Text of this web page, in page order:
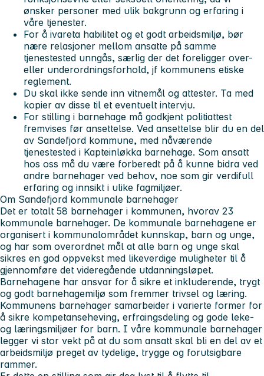
ønsker personer med ulik bakgrunn og erfaring i
våre tjenester.
For å ivareta habilitet og et godt arbeidsmiljø, bør
nære relasjoner mellom ansatte på samme
tjenestested unngås, særlig der det foreligger over-
eller underordningsforhold, jf kommunens etiske
reglement.
Du skal ikke sende inn vitnemål og attester. Ta med
kopier av disse til et eventuelt intervju.
For stilling i barnehage må godkjent politiattest
fremvises før ansettelse. Ved ansettelse blir du en del
av Sandefjord kommune, med nåværende
tjenestested i Kapteinløkka barnehage. Som ansatt
hos oss må du være forberedt på å kunne bidra ved
andre barnehager ved behov, noe som gir verdifull
erfaring og innsikt i ulike fagmiljøer.
Om Sandefjord kommunale barnehager
Det er totalt 58 barnehager i kommunen, hvorav 23
kommunale barnehager. De kommunale barnehagene er
organisert i kommunalområdet kunnskap, barn og unge,
og har som overordnet mål at alle barn og unge skal
sikres en god oppvekst med likeverdige muligheter til å
gjennomføre det videregående utdanningsløpet.
Barnehagene har ansvar for å sikre et inkluderende, trygt
og godt barnehagemiljø som fremmer trivsel og læring.
Kommunens barnehager samarbeider i varierte former for
å sikre kompetanseheving, erfraingsdeling og gode leke-
og læringsmiljøer for barn. I våre kommunale barnehager
legger vi stor vekt på at du som ansatt skal bli en del av et
arbeidsmiljø preget av tydelige, trygge og forutsigbare
rammer.